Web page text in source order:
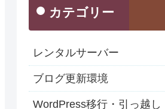
カテゴリー
レンタルサーバー
ブログ更新環境
WordPress移行・引っ越し